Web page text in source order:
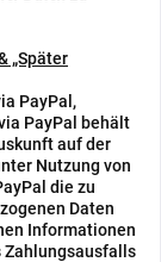
„Später
PayPal,
PayPal behält
auf der
Nutzung von
die zu
Daten
Informationen